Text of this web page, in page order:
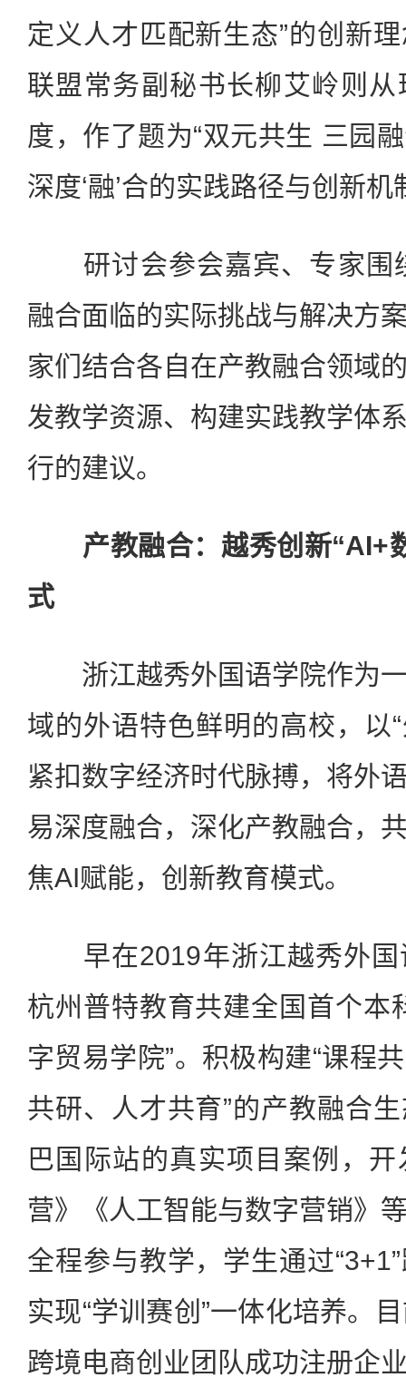
定义人才匹配新生态”的创新
联盟常务副秘书长柳艾岭则
度，作了题为“双元共生 三园
深度‘融’合的实践路径与创新机
研讨会参会嘉宾、专家围
融合面临的实际挑战与解决方
家们结合各自在产教融合领域
发教学资源、构建实践教学体
行的建议。
产教融合：越秀创新“AI+
式
浙江越秀外国语学院作为一
域的外语特色鲜明的高校，以
紧扣数字经济时代脉搏，将外
易深度融合，深化产教融合，
焦AI赋能，创新教育模式。
早在2019年浙江越秀外国
杭州普特教育共建全国首个本
字贸易学院”。积极构建“课程
共研、人才共育”的产教融合
巴国际站的真实项目案例，
营》《人工智能与数字营销》
全程参与教学，学生通过
实现“学训赛创”一体化培养。
跨境电商创业团队成功注册企